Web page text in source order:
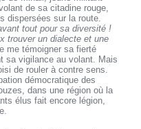
de sa citadine rouge,
dispersées sur la route.
tout pour sa diversité !
trouver un dialecte et une
me témoigner sa fierté
sa vigilance au volant. Mais
de rouler à contre sens.
démocratique des
dans une région où la
élus fait encore légion,